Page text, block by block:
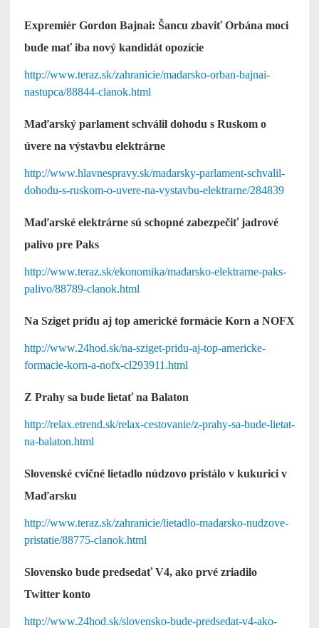
Expremiér Gordon Bajnai: Šancu zbaviť Orbána moci
bude mať iba nový kandidát opozície
http://www.teraz.sk/zahranicie/madarsko-orban-bajnai-
nastupca/88844-clanok.html
Maďarský parlament schválil dohodu s Ruskom o
úvere na výstavbu elektrárne
http://www.hlavnespravy.sk/madarsky-parlament-schvalil-
dohodu-s-ruskom-o-uvere-na-vystavbu-elektrarne/284839
Maďarské elektrárne sú schopné zabezpečiť jadrové
palivo pre Paks
http://www.teraz.sk/ekonomika/madarsko-elektrarne-paks-
palivo/88789-clanok.html
Na Sziget prídu aj top americké formácie Korn a NOFX
http://www.24hod.sk/na-sziget-pridu-aj-top-americke-
formacie-korn-a-nofx-cl293911.html
Z Prahy sa bude lietať na Balaton
http://relax.etrend.sk/relax-cestovanie/z-prahy-sa-bude-lietat-
na-balaton.html
Slovenské cvičné lietadlo núdzovo pristálo v kukurici v
Maďarsku
http://www.teraz.sk/zahranicie/lietadlo-madarsko-nudzove-
pristatie/88775-clanok.html
Slovensko bude predsedať V4, ako prvé zriadilo
Twitter konto
http://www.24hod.sk/slovensko-bude-predsedat-v4-ako-